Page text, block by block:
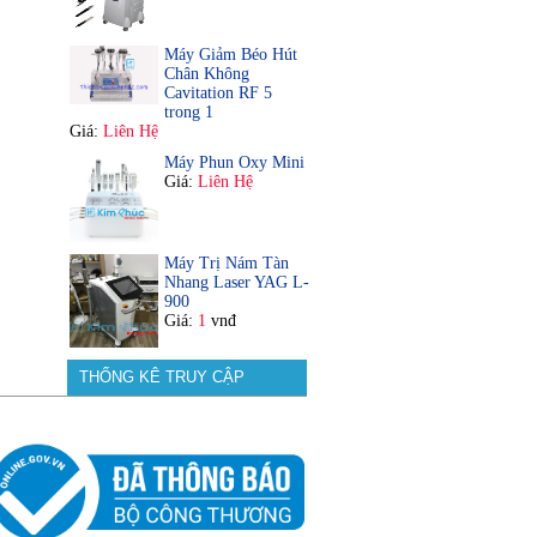
Máy Giảm Béo Hút
Chân Không
Cavitation RF 5
trong 1
Giá: Liên Hệ
Máy Phun Oxy Mini
Giá: Liên Hệ
Máy Trị Nám Tàn
Nhang Laser YAG L-
900
Giá: 1 vnđ
THỐNG KÊ TRUY CẬP